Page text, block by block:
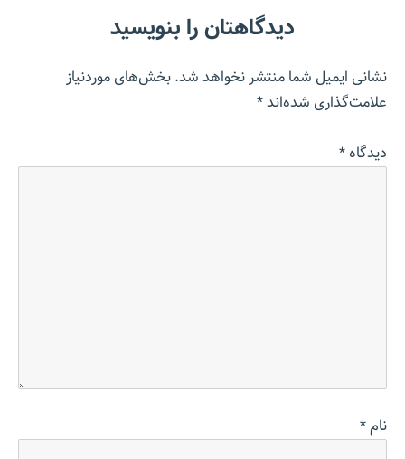
دیدگاهتان را بنویسید
نشانی ایمیل شما منتشر نخواهد شد.بخش‌های موردنیاز
علامت‌گذاری شده‌اند*
دیدگاه*
نام*